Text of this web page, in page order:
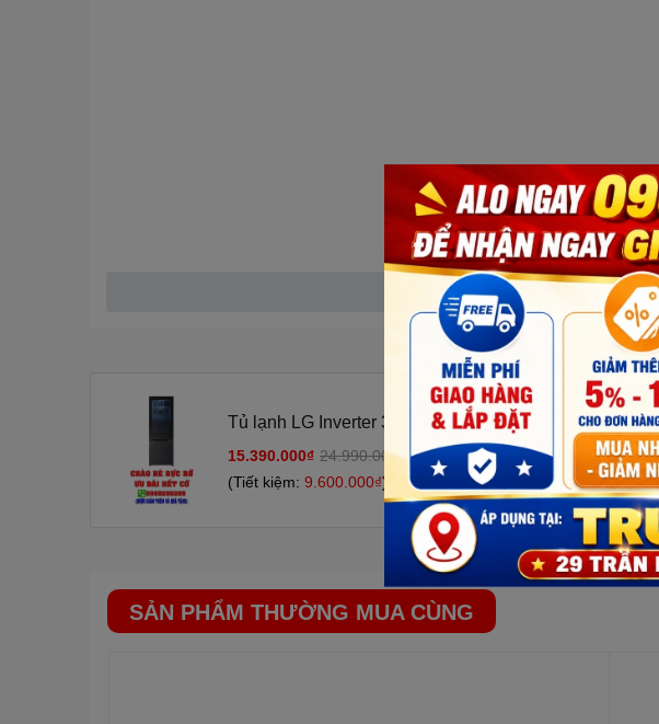
Xem thêm
Tủ lạnh LG Inverter 340 lít LBB33BLMAI
15.390.000₫ 24.990.000₫
-38%
(Tiết kiệm: 9.600.000₫)
SẢN PHẨM THƯỜNG MUA CÙNG